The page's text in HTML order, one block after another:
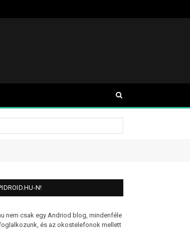
N!
nem csak egy Andriod blog, mindenféle
és az okostelefonok mellett